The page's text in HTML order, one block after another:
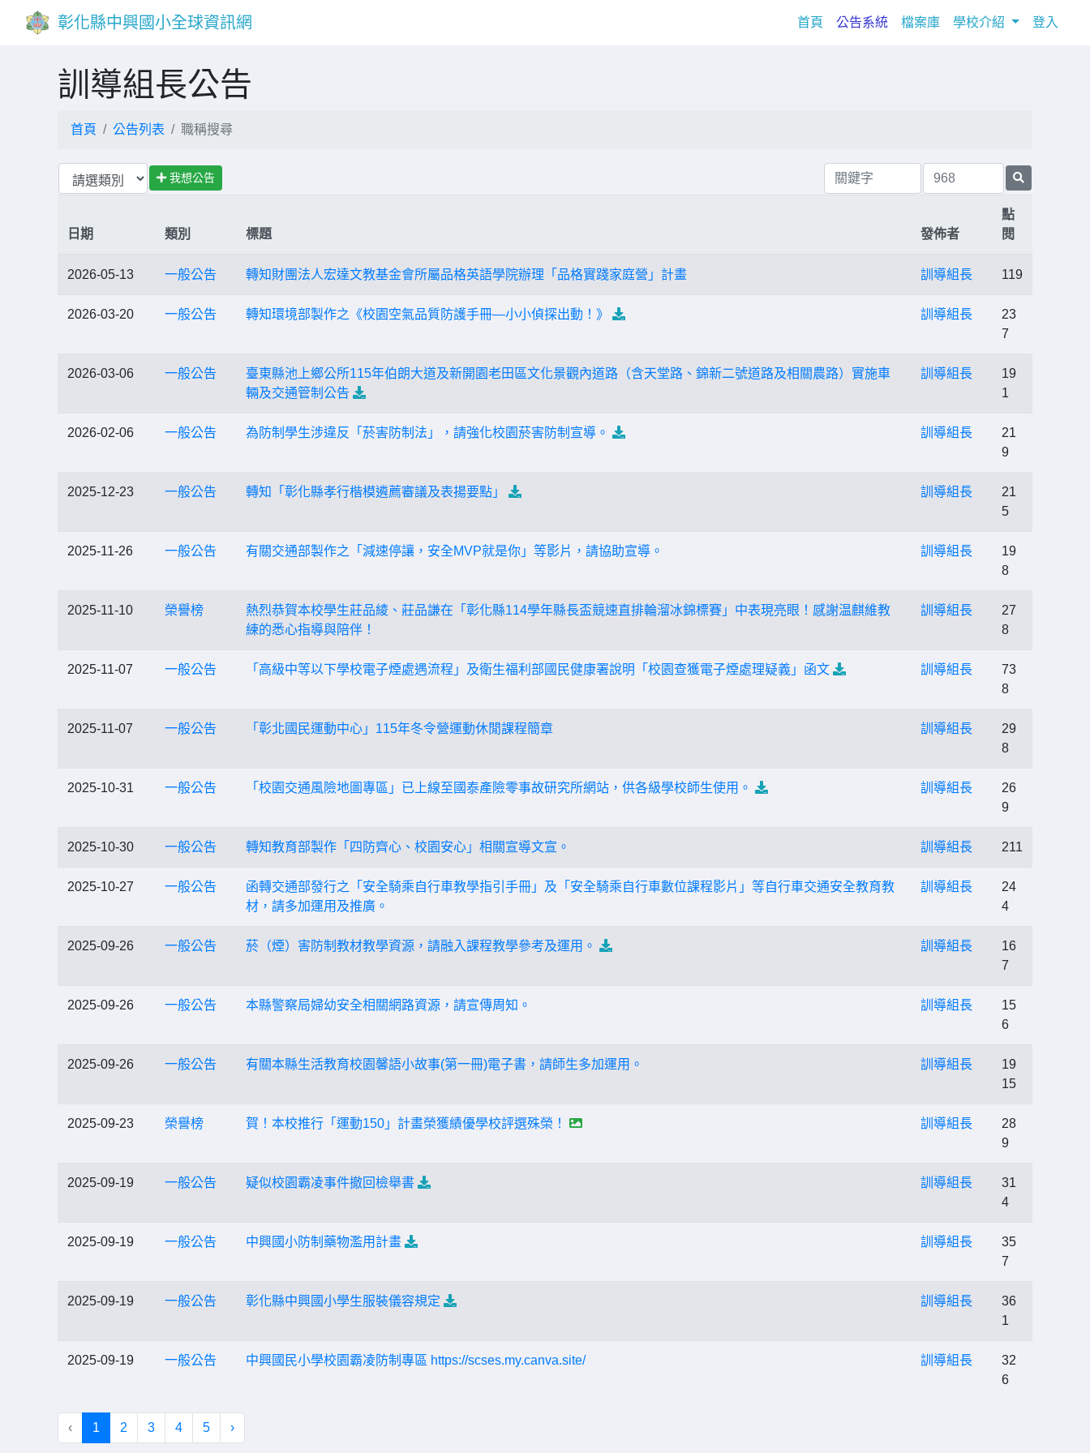
彰化縣中興國小全球資訊網 首頁 (current)
公告系統 檔案庫 學校介紹 登入
訓導組長公告
首頁 公告列表 職稱搜尋
我想公告
日期 類別 標題 發佈者
點
閱
2026-05-13 一般公告 轉知財團法人宏達文教基金會所屬品格英語學院辦理「品格實踐家庭營」計畫 訓導組長 119
2026-03-20 一般公告 轉知環境部製作之《校園空氣品質防護手冊—小小偵探出動！》 訓導組長
23
7
2026-03-06 一般公告
臺東縣池上鄉公所115年伯朗大道及新開園老田區文化景觀內道路（含天堂路、錦新二號道路及相關農路）實施車
輛及交通管制公告
訓導組長
19
1
2026-02-06 一般公告 為防制學生涉違反「菸害防制法」，請強化校園菸害防制宣導。 訓導組長
21
9
2025-12-23 一般公告 轉知「彰化縣孝行楷模遴薦審議及表揚要點」 訓導組長
21
5
2025-11-26 一般公告 有關交通部製作之「減速停讓，安全MVP就是你」等影片，請協助宣導。 訓導組長
19
8
2025-11-10 榮譽榜
熱烈恭賀本校學生莊品綾、莊品謙在「彰化縣114學年縣長盃競速直排輪溜冰錦標賽」中表現亮眼！感謝温麒維教
練的悉心指導與陪伴！
訓導組長
27
8
2025-11-07 一般公告 「高級中等以下學校電子煙處遇流程」及衛生福利部國民健康署說明「校園查獲電子煙處理疑義」函文 訓導組長
73
8
2025-11-07 一般公告 「彰北國民運動中心」115年冬令營運動休閒課程簡章 訓導組長
29
8
2025-10-31 一般公告 「校園交通風險地圖專區」已上線至國泰產險零事故研究所網站，供各級學校師生使用。 訓導組長
26
9
2025-10-30 一般公告 轉知教育部製作「四防齊心、校園安心」相關宣導文宣。 訓導組長 211
2025-10-27 一般公告
函轉交通部發行之「安全騎乘自行車教學指引手冊」及「安全騎乘自行車數位課程影片」等自行車交通安全教育教
材，請多加運用及推廣。
訓導組長
24
4
2025-09-26 一般公告 菸（煙）害防制教材教學資源，請融入課程教學參考及運用。 訓導組長
16
7
2025-09-26 一般公告 本縣警察局婦幼安全相關網路資源，請宣傳周知。 訓導組長
15
6
2025-09-26 一般公告 有關本縣生活教育校園馨語小故事(第一冊)電子書，請師生多加運用。 訓導組長
19
15
2025-09-23 榮譽榜 賀！本校推行「運動150」計畫榮獲績優學校評選殊榮！ 訓導組長
28
9
2025-09-19 一般公告 疑似校園霸凌事件撤回檢舉書 訓導組長
31
4
2025-09-19 一般公告 中興國小防制藥物濫用計畫 訓導組長
35
7
2025-09-19 一般公告 彰化縣中興國小學生服裝儀容規定 訓導組長
36
1
2025-09-19 一般公告 中興國民小學校園霸凌防制專區 https://scses.my.canva.site/ 訓導組長
32
6
‹ 1 2 3 4 5 ›